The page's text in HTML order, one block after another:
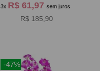
3x R$ 61,97sem juros
R$ 185,90
-47%